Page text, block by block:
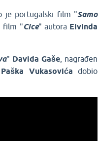
je portugalski film "Samo
film "Cice" autora Eivinda
" Davida Gaše, nagrađen
Paška Vukasovića dobio